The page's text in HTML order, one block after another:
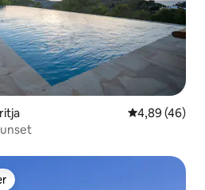
4,89 de
4,89 (46)